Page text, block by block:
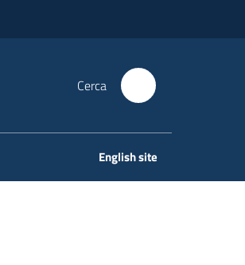
Cerca
English site